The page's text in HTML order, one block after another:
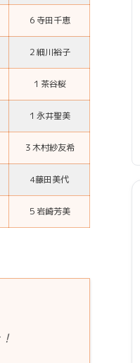
６ 寺田千恵
２細川裕子
１ 茶谷桜
１ 永井聖美
３木村紗友希
4藤田美代
５ 岩崎芳美